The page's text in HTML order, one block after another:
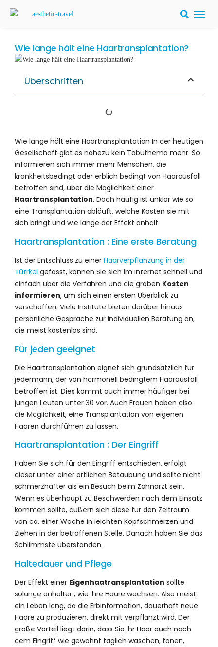
Wie lange hält eine Haartransplantation?
Überschriften
Wie lange hält eine Haartransplantation In der heutigen
Gesellschaft gibt es nahezu kein Tabuthema mehr. So
informieren sich immer mehr Menschen, die
krankheitsbedingt oder erblich bedingt von Haarausfall
betroffen sind, über die Möglichkeit einer
Haartransplantation. Doch häufig ist unklar wie so
eine Transplantation abläuft, welche Kosten sie mit
sich bringt und wie lange der Effekt anhält.
Haartransplantation : Eine erste Beratung
Ist der Entschluss zu einer Haarverpflanzung in der
Tütrkei gefasst, können Sie sich im Internet schnell und
einfach über die Verfahren und die groben Kosten
informieren, um sich einen ersten Überblick zu
verschaffen. Viele Institute bieten darüber hinaus
persönliche Gespräche zur individuellen Beratung an,
die meist kostenlos sind.
Für jeden geeignet
Die Haartransplantation eignet sich grundsätzlich für
jedermann, der von hormonell bedingtem Haarausfall
betroffen ist. Dies kommt auch immer häufiger bei
jungen Leuten unter 30 vor. Auch Frauen haben also
die Möglichkeit, eine Transplantation von eigenen
Haaren durchführen zu lassen.
Haartransplantation : Der Eingriff
Haben Sie sich für den Eingriff entschieden, erfolgt
dieser unter einer örtlichen Betäubung und sollte nicht
schmerzhafter als ein Besuch beim Zahnarzt sein.
Wenn es überhaupt zu Beschwerden nach dem Einsatz
kommen sollte, äußern sich diese für den Zeitraum
von ca. einer Woche in leichten Kopfschmerzen und
Ziehen in der betroffenen Stelle. Danach haben Sie das
Schlimmste überstanden.
Haltedauer und Pflege
Der Effekt einer Eigenhaatransplantation sollte
solange anhalten, wie Ihre Haare wachsen. Also meist
ein Leben lang, da die Erbinformation, dauerhaft neue
Haare zu produzieren, direkt mit verpflanzt wird. Der
große Vorteil liegt darin, dass Sie Ihr Haar auch nach
dem Eingriff wie gewohnt täglich waschen, fönen,